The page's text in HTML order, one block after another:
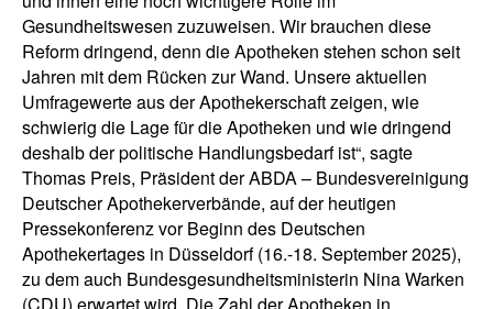
Gesundheitswesen zuzuweisen. Wir brauchen diese
Reform dringend, denn die Apotheken stehen schon seit
Jahren mit dem Rücken zur Wand. Unsere aktuellen
Umfragewerte aus der Apothekerschaft zeigen, wie
schwierig die Lage für die Apotheken und wie dringend
deshalb der politische Handlungsbedarf ist“, sagte
Thomas Preis, Präsident der ABDA – Bundesvereinigung
Deutscher Apothekerverbände, auf der heutigen
Pressekonferenz vor Beginn des Deutschen
Apothekertages in Düsseldorf (16.-18. September 2025),
zu dem auch Bundesgesundheitsministerin Nina Warken